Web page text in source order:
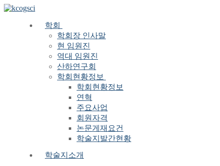
Skip
Menu
Close
학회
학회장 인사말
현 임원진
역대 임원진
산하연구회
학회현황정보
학회현황정보
연혁
주요사업
회원자격
논문게재요건
학술지발간현황
학술지소개